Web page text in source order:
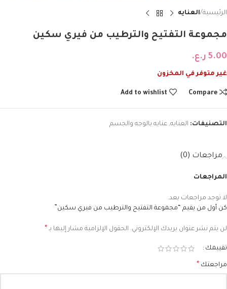
الرئيسية العنايه
مجموعة التفتيح والترطيب من فيري سكين
5.00 ر.ع.
غير متوفر في المخزون
Compare
Add to wishlist
التصنيفات: العنايه, عنايه بالوجه والجسم
مراجعات (0)
المراجعات
لا توجد مراجعات بعد.
كن أول من يقيم “مجموعة التفتيح والترطيب من فيري سكين”
لن يتم نشر عنوان بريدك الإلكتروني. الحقول الإلزامية مشار إليها بـ *
تقييمك
مراجعتك *